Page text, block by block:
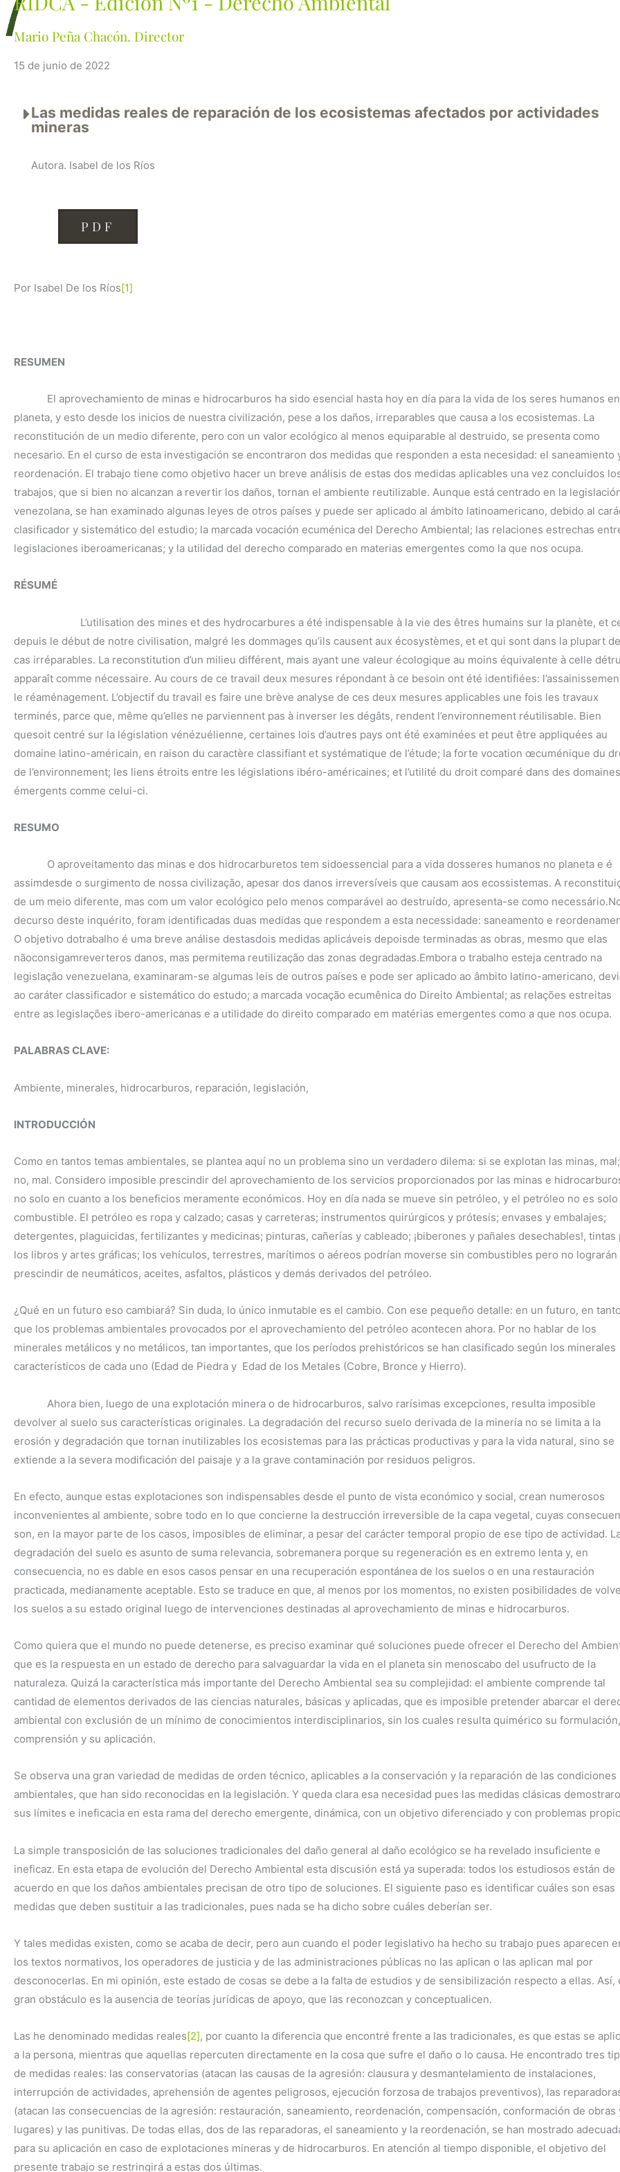
Mario Peña Chacón. Director
15 de junio de 2022
Las medidas reales de reparación de los ecosistemas afectados por actividades
mineras
Autora. Isabel de los Ríos
PDF
Por Isabel De los Ríos[1]
RESUMEN
El aprovechamiento de minas e hidrocarburos ha sido esencial hasta hoy en día para la vida de los seres humanos
planeta, y esto desde los inicios de nuestra civilización, pese a los daños, irreparables que causa a los ecosistemas. La
reconstitución de un medio diferente, pero con un valor ecológico al menos equiparable al destruido, se presenta como
necesario. En el curso de esta investigación se encontraron dos medidas que responden a esta necesidad: el saneamiento
reordenación. El trabajo tiene como objetivo hacer un breve análisis de estas dos medidas aplicables una vez concluidos
trabajos, que si bien no alcanzan a revertir los daños, tornan el ambiente reutilizable. Aunque está centrado en la
venezolana, se han examinado algunas leyes de otros países y puede ser aplicado al ámbito latinoamericano, debido al
clasificador y sistemático del estudio; la marcada vocación ecuménica del Derecho Ambiental; las relaciones estrechas
legislaciones iberoamericanas; y la utilidad del derecho comparado en materias emergentes como la que nos ocupa.
RÉSUMÉ
L’utilisation des mines et des hydrocarbures a été indispensable à la vie des êtres humains sur la planète, et
depuis le début de notre civilisation, malgré les dommages qu’ils causent aux écosystèmes, et et qui sont dans la plupart
cas irréparables. La reconstitution d’un milieu différent, mais ayant une valeur écologique au moins équivalente à celle
apparaît comme nécessaire. Au cours de ce travail deux mesures répondant à ce besoin ont été identifiées:
le réaménagement. L’objectif du travail es faire une brève analyse de ces deux mesures applicables une fois les travaux
terminés, parce que, même qu’elles ne parviennent pas à inverser les dégâts, rendent l’environnement réutilisable. Bien
quesoit centré sur la législation vénézuélienne, certaines lois d’autres pays ont été examinées et peut être appliquées au
domaine latino-américain, en raison du caractère classifiant et systématique de l’étude; la forte vocation œcuménique du
de l’environnement; les liens étroits entre les législations ibéro-américaines; et l’utilité du droit comparé dans des domaines
émergents comme celui-ci.
RESUMO
O aproveitamento das minas e dos hidrocarburetos tem sidoessencial para a vida dosseres humanos no planeta e é
assimdesde o surgimento de nossa civilização, apesar dos danos irreversíveis que causam aos ecossistemas. A
de um meio diferente, mas com um valor ecológico pelo menos comparável ao destruído, apresenta-se como
decurso deste inquérito, foram identificadas duas medidas que respondem a esta necessidade: saneamento e
O objetivo dotrabalho é uma breve análise destasdois medidas aplicáveis depoisde terminadas as obras, mesmo que elas
nãoconsigamreverteros danos, mas permitema reutilização das zonas degradadas.Embora o trabalho esteja centrado na
legislação venezuelana, examinaram-se algumas leis de outros países e pode ser aplicado ao âmbito latino-americano,
ao caráter classificador e sistemático do estudo; a marcada vocação ecumênica do Direito Ambiental; as relações estreitas
entre as legislações ibero-americanas e a utilidade do direito comparado em matérias emergentes como a que nos ocupa.
PALABRAS CLAVE:
Ambiente, minerales, hidrocarburos, reparación, legislación,
INTRODUCCIÓN
Como en tantos temas ambientales, se plantea aquí no un problema sino un verdadero dilema: si se explotan las minas,
no, mal. Considero imposible prescindir del aprovechamiento de los servicios proporcionados por las minas e
no solo en cuanto a los beneficios meramente económicos. Hoy en día nada se mueve sin petróleo, y el petróleo no es solo
combustible. El petróleo es ropa y calzado; casas y carreteras; instrumentos quirúrgicos y prótesis; envases y embalajes;
detergentes, plaguicidas, fertilizantes y medicinas; pinturas, cañerías y cableado; ¡biberones y pañales desechables!, tintas
los libros y artes gráficas; los vehículos, terrestres, marítimos o aéreos podrían moverse sin combustibles pero no lograrán
prescindir de neumáticos, aceites, asfaltos, plásticos y demás derivados del petróleo.
¿Qué en un futuro eso cambiará? Sin duda, lo único inmutable es el cambio. Con ese pequeño detalle: en un futuro, en tanto
que los problemas ambientales provocados por el aprovechamiento del petróleo acontecen ahora. Por no hablar de los
minerales metálicos y no metálicos, tan importantes, que los períodos prehistóricos se han clasificado según los minerales
característicos de cada uno (Edad de Piedra y Edad de los Metales (Cobre, Bronce y Hierro).
Ahora bien, luego de una explotación minera o de hidrocarburos, salvo rarísimas excepciones, resulta imposible
devolver al suelo sus características originales. La degradación del recurso suelo derivada de la minería no se limita a la
erosión y degradación que tornan inutilizables los ecosistemas para las prácticas productivas y para la vida natural, sino se
extiende a la severa modificación del paisaje y a la grave contaminación por residuos peligros.
En efecto, aunque estas explotaciones son indispensables desde el punto de vista económico y social, crean numerosos
inconvenientes al ambiente, sobre todo en lo que concierne la destrucción irreversible de la capa vegetal, cuyas
son, en la mayor parte de los casos, imposibles de eliminar, a pesar del carácter temporal propio de ese tipo de actividad.
degradación del suelo es asunto de suma relevancia, sobremanera porque su regeneración es en extremo lenta y, en
consecuencia, no es dable en esos casos pensar en una recuperación espontánea de los suelos o en una restauración
practicada, medianamente aceptable. Esto se traduce en que, al menos por los momentos, no existen posibilidades de
los suelos a su estado original luego de intervenciones destinadas al aprovechamiento de minas e hidrocarburos.
Como quiera que el mundo no puede detenerse, es preciso examinar qué soluciones puede ofrecer el Derecho del
que es la respuesta en un estado de derecho para salvaguardar la vida en el planeta sin menoscabo del usufructo de la
naturaleza. Quizá la característica más importante del Derecho Ambiental sea su complejidad: el ambiente comprende tal
cantidad de elementos derivados de las ciencias naturales, básicas y aplicadas, que es imposible pretender abarcar el
ambiental con exclusión de un mínimo de conocimientos interdisciplinarios, sin los cuales resulta quimérico su
comprensión y su aplicación.
Se observa una gran variedad de medidas de orden técnico, aplicables a la conservación y la reparación de las condiciones
ambientales, que han sido reconocidas en la legislación. Y queda clara esa necesidad pues las medidas clásicas
sus límites e ineficacia en esta rama del derecho emergente, dinámica, con un objetivo diferenciado y con problemas
La simple transposición de las soluciones tradicionales del daño general al daño ecológico se ha revelado insuficiente e
ineficaz. En esta etapa de evolución del Derecho Ambiental esta discusión está ya superada: todos los estudiosos están de
acuerdo en que los daños ambientales precisan de otro tipo de soluciones. El siguiente paso es identificar cuáles son esas
medidas que deben sustituir a las tradicionales, pues nada se ha dicho sobre cuáles deberían ser.
Y tales medidas existen, como se acaba de decir, pero aun cuando el poder legislativo ha hecho su trabajo pues aparecen
los textos normativos, los operadores de justicia y de las administraciones públicas no las aplican o las aplican mal por
desconocerlas. En mi opinión, este estado de cosas se debe a la falta de estudios y de sensibilización respecto a ellas. Así,
gran obstáculo es la ausencia de teorías jurídicas de apoyo, que las reconozcan y conceptualicen.
Las he denominado medidas reales[2], por cuanto la diferencia que encontré frente a las tradicionales, es que estas se
a la persona, mientras que aquellas repercuten directamente en la cosa que sufre el daño o lo causa. He encontrado tres
de medidas reales: las conservatorias (atacan las causas de la agresión: clausura y desmantelamiento de instalaciones,
interrupción de actividades, aprehensión de agentes peligrosos, ejecución forzosa de trabajos preventivos), las
(atacan las consecuencias de la agresión: restauración, saneamiento, reordenación, compensación, conformación de obras
lugares) y las punitivas. De todas ellas, dos de las reparadoras, el saneamiento y la reordenación, se han mostrado
para su aplicación en caso de explotaciones mineras y de hidrocarburos. En atención al tiempo disponible, el objetivo del
presente trabajo se restringirá a estas dos últimas.